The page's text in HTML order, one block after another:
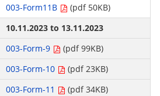
003-Form11B
(pdf 50KB)
10.11.2023 to 13.11.2023
003-Form-9
(pdf 99KB)
003-Form-10
(pdf 23KB)
003-Form-11
(pdf 34KB)